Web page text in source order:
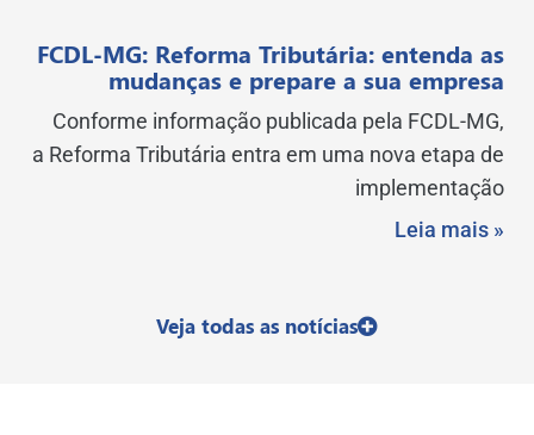
FCDL-MG: Reforma Tributária: entenda as
mudanças e prepare a sua empresa
Conforme informação publicada pela FCDL-MG,
a Reforma Tributária entra em uma nova etapa de
implementação
Leia mais »
Veja todas as notícias